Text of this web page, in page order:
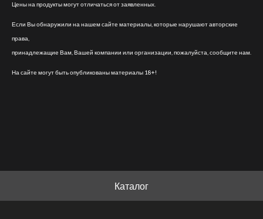
Цены на продукты могут отличаться от заявленных.
Если Вы обнаружили на нашем сайте материалы, которые нарушают авторские
права,
принадлежащие Вам, Вашей компании или организации, пожалуйста, сообщите нам.
На сайте могут быть опубликованы материалы 18+!
Каталог